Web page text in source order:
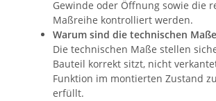
Gewinde oder Öffnung sowie die
Maßreihe kontrolliert werden.
Warum sind die technischen
Die technischen Maße stellen
Bauteil korrekt sitzt, nicht
Funktion im montierten Zustand
erfüllt.